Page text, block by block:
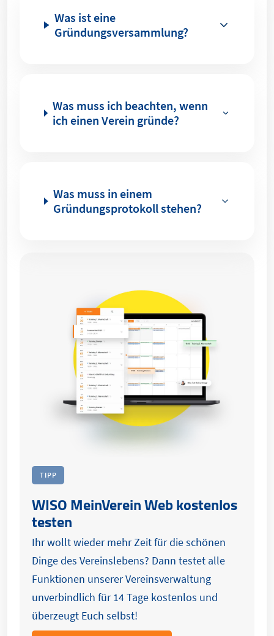
Was ist eine
Gründungsversammlung?
Was muss ich beachten, wenn
ich einen Verein gründe?
Was muss in einem
Gründungsprotokoll stehen?
TIPP
WISO MeinVerein Web kostenlos
testen
Ihr wollt wieder mehr Zeit für die schönen
Dinge des Vereinslebens? Dann testet alle
Funktionen unserer Vereinsverwaltung
unverbindlich für 14 Tage kostenlos und
überzeugt Euch selbst!